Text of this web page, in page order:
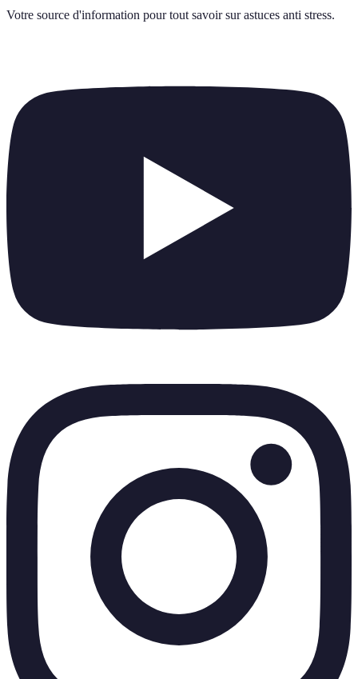
Votre source d'information pour tout savoir sur astuces anti stress.